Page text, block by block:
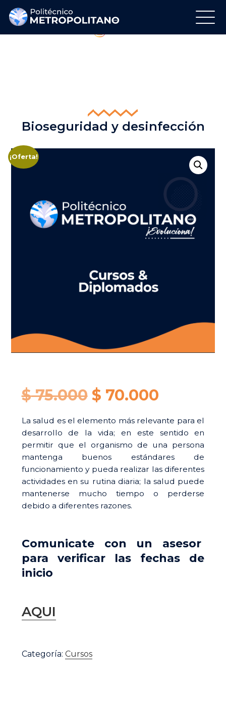
Bioseguridad y desinfección
¡Oferta!
$75.000 Original
price
was:
$ 75.000.
$ 70.000Current
price
is:
$
La salud es el elemento más relevante para el
desarrollo de la vida; en este sentido en
permitir que el organismo de una persona
mantenga buenos estándares de
funcionamiento y pueda realizar las diferentes
actividades en su rutina diaria; la salud puede
mantenerse mucho tiempo o perderse
debido a diferentes razones.
Comunicate con un asesor
para verificar las fechas de
inicio
AQUI
y
Categoría: Cursos